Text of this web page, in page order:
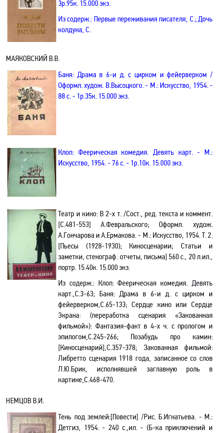
3р.95к. 15.000 экз.
Из содерж.: Первые переживания писателя, С.; Дочь
колдуна, С.
МАЯКОВСКИЙ В.В.
Баня: Драма в 6-и д. с цирком и фейерверком /
Оформл. худож. В.Высоцкого. - М.: Искусство, 1954. -
88 с. - 1р.35к. 15.000 экз.
Клоп: Феерическая комедия. Девять карт. - М.:
Искусство, 1954. - 76 с. - 1р.10к. 15.000 экз.
Театр и кино: В 2-х т./Сост., ред. текста и коммент.
[С.481-553] А.Февральского; Оформл. худож.
А.Гончарова и А.Ермакова. - М.: Искусство, 1954.Т. 2.
[Пьесы (1928-1930); Киносценарии; Статьи и
заметки, стенограф. отчеты, письма] 560 с., 20 л.ил.,
портр. 15.40к. 15.000 экз.
Из содерж.: Клоп: Феерическая комедия. Девять
карт.,С.3-63; Баня: Драма в 6-и д. с цирком и
фейерверком,С.65-133; Сердце кино или Сердце
Экрана: (переработка сценария «Закованная
фильмой»): Фантазия-факт в 4-х ч. с прологом и
эпилогом,С.245-266; Позабудь про камин:
[Киносценарий],С.357-378; Закованная фильмой:
Либретто сценария 1918 года, записанное со слов
Л.Ю.Брик, исполнявшей заглавную роль в
картине,С.468-470.
НЕМЦОВ В.И.
Тень под землей:[Повести] /Рис. Б.Игнатьева. - М.:
Детгиз, 1954. - 240 с.,ил. - (Б-ка приключений и